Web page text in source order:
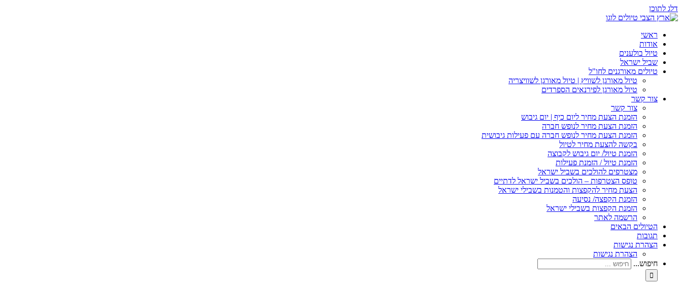
דלג לתוכן
ראשי
אודות
טיול בולענים
שביל ישראל
טיולים מאורגנים לחו"ל
טיול מאורגן לשוויץ | טיול מאורגן לשוויצריה
טיול מאורגן לפירנאים הספרדים
צור קשר
צור קשר
הזמנת הצעת מחיר ליום כיף | יום גיבוש
הזמנת הצעת מחיר לנופש חברה
הזמנת הצעת מחיר לנופש חברה עם פעילות גיבושית
בקשה להצעת מחיר לטיול
הזמנת טיול/ יום גיבוש לקבוצה
הזמנת טיול / הזמנת פעילות
מצטרפים להולכים בשביל ישראל
טופס הצטרפות – הולכים בשביל ישראל לדתיים
הצעת מחיר להקפצות והטמנות בשבילי ישראל
הזמנת הקפצה/ נסיעה
הזמנת הקפצות בשבילי ישראל
הרשמה לאתר
הטיולים הבאים
תגובות
הצהרת נגישות
הצהרת נגישות
חיפוש...